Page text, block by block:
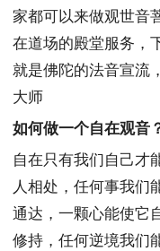
家都可以来做观世音
在道场的殿堂服务，
就是佛陀的法音宣
大师
如何做一个自在观音
自在只有我们自己才
人相处，任何事我们
通达，一颗心能使它
修持，任何逆境我们